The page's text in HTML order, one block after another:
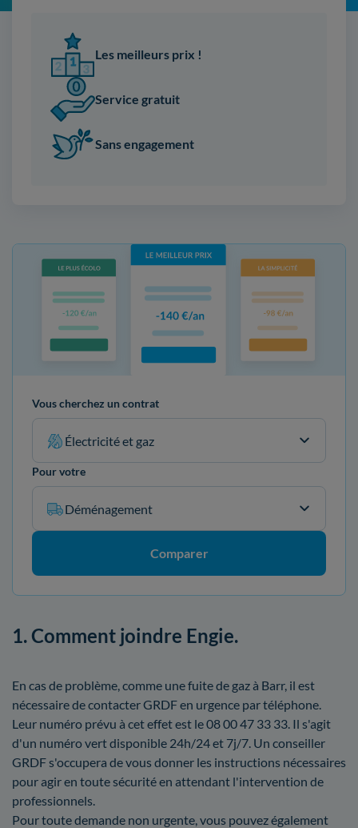
Les meilleurs prix !
Service gratuit
Sans engagement
Vous cherchez un contrat
Électricité et gaz
Pour votre
Déménagement
Comparer
1. Comment joindre Engie.
En cas de problème, comme une fuite de gaz à Barr, il est
nécessaire de contacter GRDF en urgence par téléphone.
Leur numéro prévu à cet effet est le 08 00 47 33 33. Il s'agit
d'un numéro vert disponible 24h/24 et 7j/7. Un conseiller
GRDF s'occupera de vous donner les instructions nécessaires
pour agir en toute sécurité en attendant l'intervention de
professionnels.
Pour toute demande non urgente, vous pouvez également